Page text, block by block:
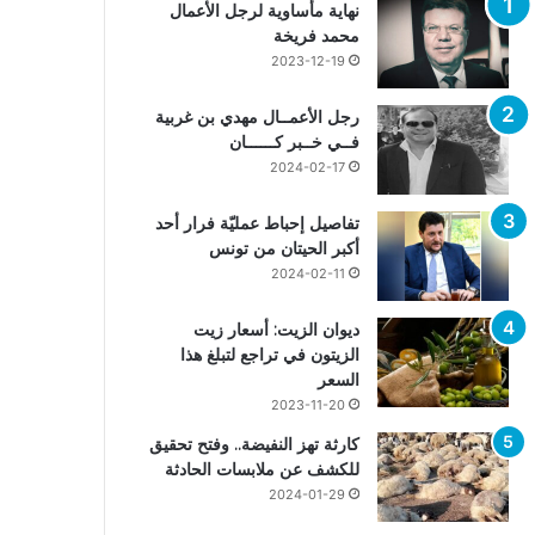
نهاية مأساوية لرجل الأعمال
محمد فريخة
2023-12-19
رجل الأعمــال مهدي بن غربية
فــي خــبر كــــــان
2024-02-17
تفاصيل إحباط عمليّة فرار أحد
أكبر الحيتان من تونس
2024-02-11
ديوان الزيت: أسعار زيت
الزيتون في تراجع لتبلغ هذا
السعر
2023-11-20
كارثة تهز النفيضة.. وفتح تحقيق
للكشف عن ملابسات الحادثة
2024-01-29